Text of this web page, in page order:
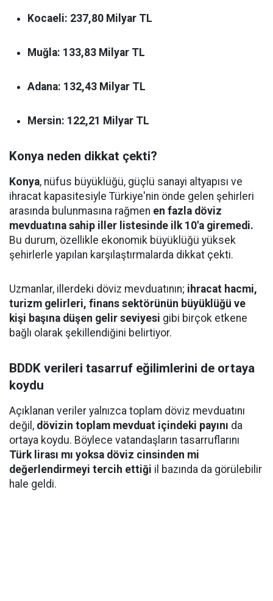
Kocaeli: 237,80 Milyar TL
Muğla: 133,83 Milyar TL
Adana: 132,43 Milyar TL
Mersin: 122,21 Milyar TL
Konya neden dikkat çekti?
Konya, nüfus büyüklüğü, güçlü sanayi altyapısı ve
ihracat kapasitesiyle Türkiye'nin önde gelen şehirleri
arasında bulunmasına rağmen en fazla döviz
mevduatına sahip iller listesinde ilk 10'a giremedi.
Bu durum, özellikle ekonomik büyüklüğü yüksek
şehirlerle yapılan karşılaştırmalarda dikkat çekti.
Uzmanlar, illerdeki döviz mevduatının; ihracat hacmi,
turizm gelirleri, finans sektörünün büyüklüğü ve
kişi başına düşen gelir seviyesi gibi birçok etkene
bağlı olarak şekillendiğini belirtiyor.
BDDK verileri tasarruf eğilimlerini de ortaya
koydu
Açıklanan veriler yalnızca toplam döviz mevduatını
değil, dövizin toplam mevduat içindeki payını da
ortaya koydu. Böylece vatandaşların tasarruflarını
Türk lirası mı yoksa döviz cinsinden mi
değerlendirmeyi tercih ettiği il bazında da görülebilir
hale geldi.